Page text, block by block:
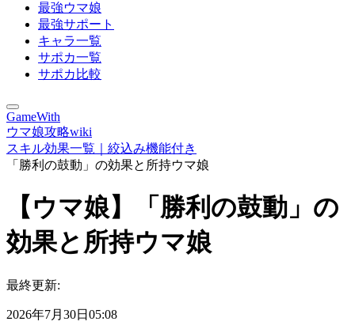
最強ウマ娘
最強サポート
キャラ一覧
サポカ一覧
サポカ比較
GameWith
ウマ娘攻略wiki
スキル効果一覧｜絞込み機能付き
「勝利の鼓動」の効果と所持ウマ娘
【ウマ娘】「勝利の鼓動」の
効果と所持ウマ娘
最終更新:
2026年7月30日05:08